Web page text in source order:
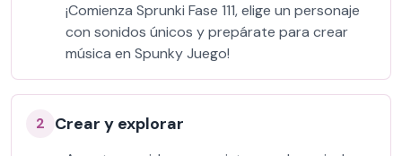
¡Comienza Sprunki Fase 111, elige un personaje
con sonidos únicos y prepárate para crear
música en Spunky Juego!
2 Crear y explorar